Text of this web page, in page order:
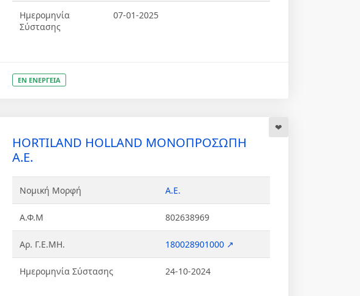
Ημερομηνία
Σύστασης
07-01-2025
ΕΝ ΕΝΕΡΓΕΙΑ
HORTILAND HOLLAND ΜΟΝΟΠΡΟΣΩΠΗ
Α.Ε.
Νομική Μορφή Α.Ε.
Α.Φ.Μ 802638969
Αρ. Γ.Ε.ΜΗ. 180028901000 ↗
Ημερομηνία Σύστασης 24-10-2024